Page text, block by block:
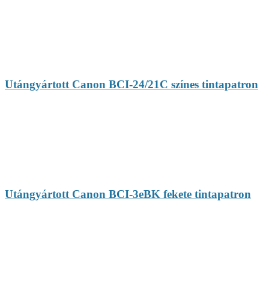
Utángyártott Canon BCI-24/21C színes tintapatron
Utángyártott Canon BCI-3eBK fekete tintapatron